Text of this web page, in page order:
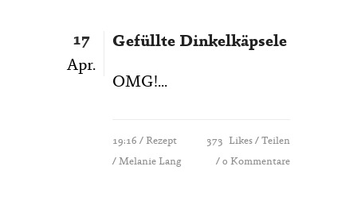
17
Apr.
Gefüllte Dinkelkäpsele
OMG!...
19:16 / Rezept
/ Melanie Lang
373 Likes
Teilen
0 Kommentare